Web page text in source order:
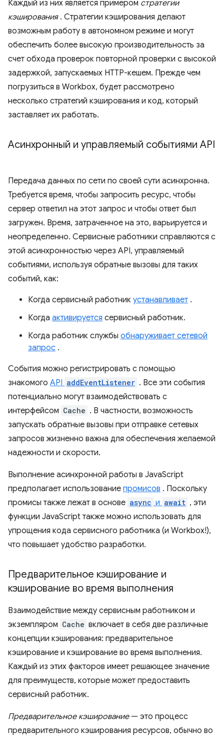
Каждый из них является примером стратегии
кэширования. Стратегии кэширования делают
возможным работу в автономном режиме и могут
обеспечить более высокую производительность за
счет обхода проверок повторной проверки с высокой
задержкой, запускаемых HTTP-кешем. Прежде чем
погрузиться в Workbox, будет рассмотрено
несколько стратегий кэширования и код, который
заставляет их работать.
Асинхронный и управляемый событиями API
Передача данных по сети по своей сути асинхронна.
Требуется время, чтобы запросить ресурс, чтобы
сервер ответил на этот запрос и чтобы ответ был
загружен. Время, затраченное на это, варьируется и
неопределенно. Сервисные работники справляются с
этой асинхронностью через API, управляемый
событиями, используя обратные вызовы для таких
событий, как:
Когда сервисный работник устанавливает .
Когда активируется сервисный работник.
Когда работник службы обнаруживает сетевой
запрос .
События можно регистрировать с помощью
знакомого API addEventListener . Все эти события
потенциально могут взаимодействовать с
интерфейсом Cache . В частности, возможность
запускать обратные вызовы при отправке сетевых
запросов жизненно важна для обеспечения желаемой
надежности и скорости.
Выполнение асинхронной работы в JavaScript
предполагает использование промисов . Поскольку
промисы также лежат в основе async и await , эти
функции JavaScript также можно использовать для
упрощения кода сервисного работника (и Workbox!),
что повышает удобство разработки.
Предварительное кэширование и
кэширование во время выполнения
Взаимодействие между сервисным работником и
экземпляром Cache включает в себя две различные
концепции кэширования: предварительное
кэширование и кэширование во время выполнения.
Каждый из этих факторов имеет решающее значение
для преимуществ, которые может предоставить
сервисный работник.
Предварительное кэширование— это процесс
предварительного кэширования ресурсов, обычно во